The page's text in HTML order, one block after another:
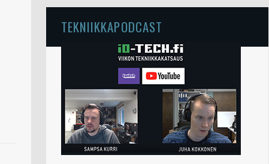
TEKNIIKKAPODCAST